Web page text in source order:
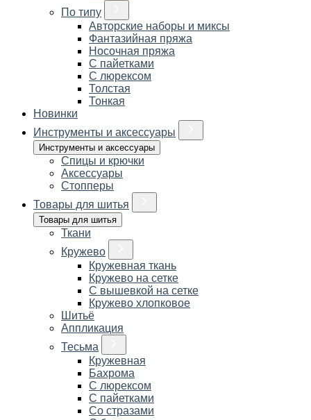
По типу
Авторские наборы и миксы
Фантазийная пряжа
Носочная пряжа
С пайетками
С люрексом
Толстая
Тонкая
Новинки
Инструменты и аксессуары
Инструменты и аксессуары
Спицы и крючки
Аксессуары
Стопперы
Товары для шитья
Товары для шитья
Ткани
Кружево
Кружевная ткань
Кружево на сетке
С вышевкой на сетке
Кружево хлопковое
Шитьё
Аппликация
Тесьма
Кружевная
Бахрома
С люрексом
С пайетками
Со стразами